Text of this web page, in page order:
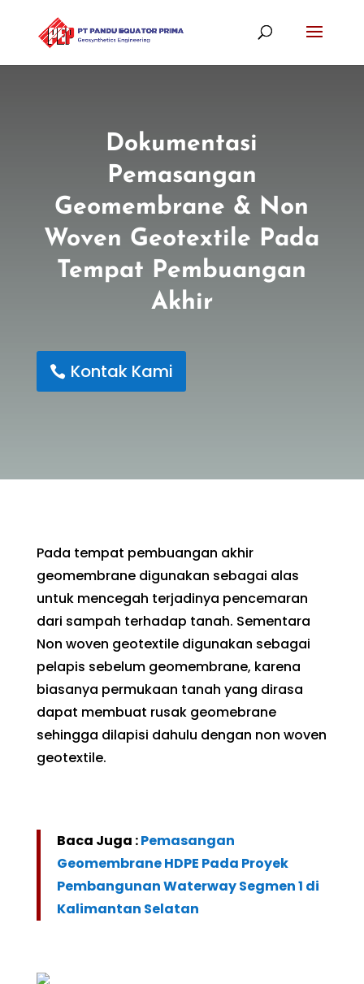
Dokumentasi
Pemasangan
Geomembrane & Non
Woven Geotextile Pada
Tempat Pembuangan
Akhir
Kontak Kami
Pada tempat pembuangan akhir
geomembrane digunakan sebagai alas
untuk mencegah terjadinya pencemaran
dari sampah terhadap tanah. Sementara
Non woven geotextile digunakan sebagai
pelapis sebelum geomembrane, karena
biasanya permukaan tanah yang dirasa
dapat membuat rusak geomebrane
sehingga dilapisi dahulu dengan non woven
geotextile.
Baca Juga :Pemasangan
Geomembrane HDPE Pada Proyek
Pembangunan Waterway Segmen 1 di
Kalimantan Selatan